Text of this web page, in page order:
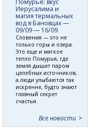
Иерусалима и
магия термальных
вод в Бановцах —
09/09 — 16/09
Словения — это не
только горы и озера.
Это еще и мягкое
тепло Помурья, где
земля дышит паром
целебных источников,
а люди улыбаются так
искренне, будто знают
главный секрет
счастья.
Все новости